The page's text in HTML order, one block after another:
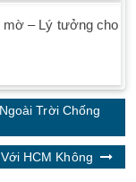
mờ – Lý tưởng cho
Trời Chống
HCM Không